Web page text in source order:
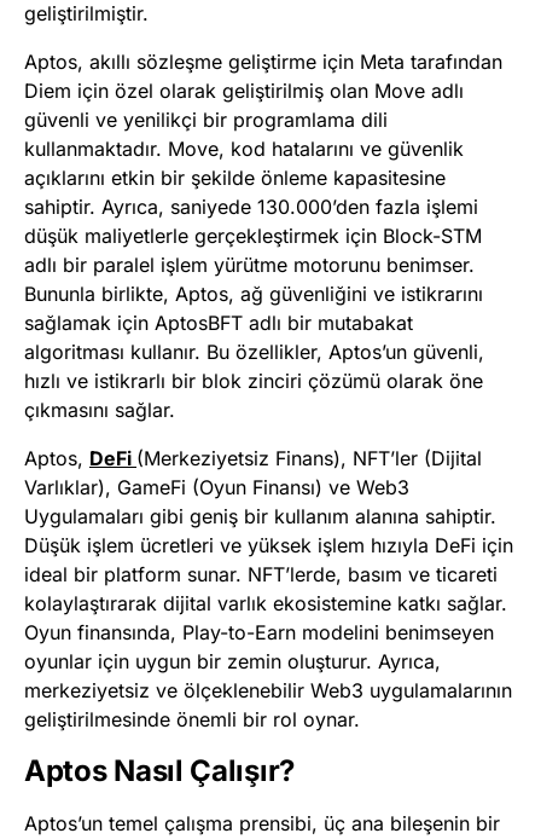
geliştirilmiştir.
Aptos, akıllı sözleşme geliştirme için Meta tarafından
Diem için özel olarak geliştirilmiş olan Move adlı
güvenli ve yenilikçi bir programlama dili
kullanmaktadır. Move, kod hatalarını ve güvenlik
açıklarını etkin bir şekilde önleme kapasitesine
sahiptir. Ayrıca, saniyede 130.000’den fazla işlemi
düşük maliyetlerle gerçekleştirmek için Block-STM
adlı bir paralel işlem yürütme motorunu benimser.
Bununla birlikte, Aptos, ağ güvenliğini ve istikrarını
sağlamak için AptosBFT adlı bir mutabakat
algoritması kullanır. Bu özellikler, Aptos’un güvenli,
hızlı ve istikrarlı bir blok zinciri çözümü olarak öne
çıkmasını sağlar.
Aptos, DeFi (Merkeziyetsiz Finans), NFT’ler (Dijital
Varlıklar), GameFi (Oyun Finansı) ve Web3
Uygulamaları gibi geniş bir kullanım alanına sahiptir.
Düşük işlem ücretleri ve yüksek işlem hızıyla DeFi için
ideal bir platform sunar. NFT’lerde, basım ve ticareti
kolaylaştırarak dijital varlık ekosistemine katkı sağlar.
Oyun finansında, Play-to-Earn modelini benimseyen
oyunlar için uygun bir zemin oluşturur. Ayrıca,
merkeziyetsiz ve ölçeklenebilir Web3 uygulamalarının
geliştirilmesinde önemli bir rol oynar.
Aptos Nasıl Çalışır?
Aptos’un temel çalışma prensibi, üç ana bileşenin bir